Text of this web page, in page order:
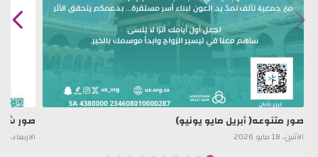
صور متنوعه( أبريل مايو يونيو)
الاثنين، 18 مايو 2026
صور
الاربعاء، 02 يوليو 2025